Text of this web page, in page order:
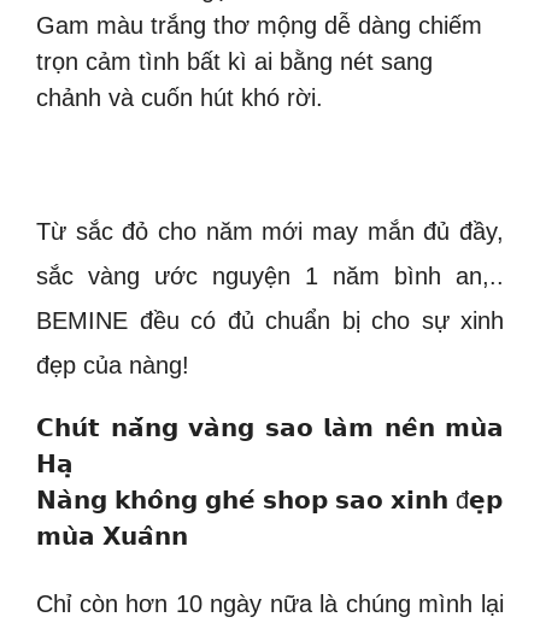
Gam màu trắng thơ mộng dễ dàng chiếm
trọn cảm tình bất kì ai bằng nét sang
chảnh và cuốn hút khó rời.
Từ sắc đỏ cho năm mới may mắn đủ đầy,
sắc vàng ước nguyện 1 năm bình an,..
BEMINE đều có đủ chuẩn bị cho sự xinh
đẹp của nàng!
𝗖𝗵𝘂́𝘁 𝗻𝗮̆́𝗻𝗴 𝘃𝗮̀𝗻𝗴 𝘀𝗮𝗼 𝗹𝗮̀𝗺 𝗻𝗲̂𝗻 𝗺𝘂̀𝗮
𝗛𝗮̣
𝗡𝗮̀𝗻𝗴 𝗸𝗵𝗼̂𝗻𝗴 𝗴𝗵𝗲́ 𝘀𝗵𝗼𝗽 𝘀𝗮𝗼 𝘅𝗶𝗻𝗵 đ𝗲̣𝗽
𝗺𝘂̀𝗮 𝗫𝘂𝗮̂𝗻𝗻
Chỉ còn hơn 10 ngày nữa là chúng mình lại